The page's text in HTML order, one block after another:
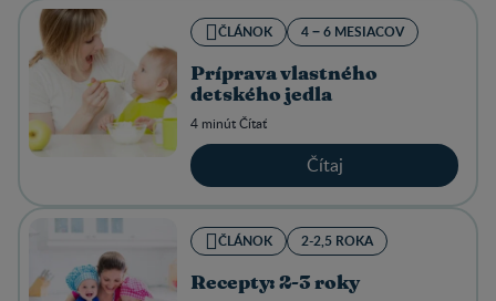
ČLÁNOK 4 − 6 MESIACOV
Príprava vlastného
detského jedla
4 minút Čítať
Čítaj
ČLÁNOK 2-2,5 ROKA
Recepty: 2-3 roky